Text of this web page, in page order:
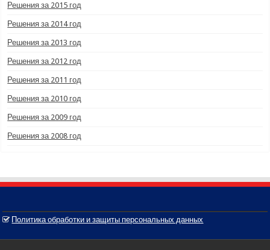
Решения за 2015 год
Решения за 2014 год
Решения за 2013 год
Решения за 2012 год
Решения за 2011 год
Решения за 2010 год
Решения за 2009 год
Решения за 2008 год
Политика обработки и защиты персональных данных